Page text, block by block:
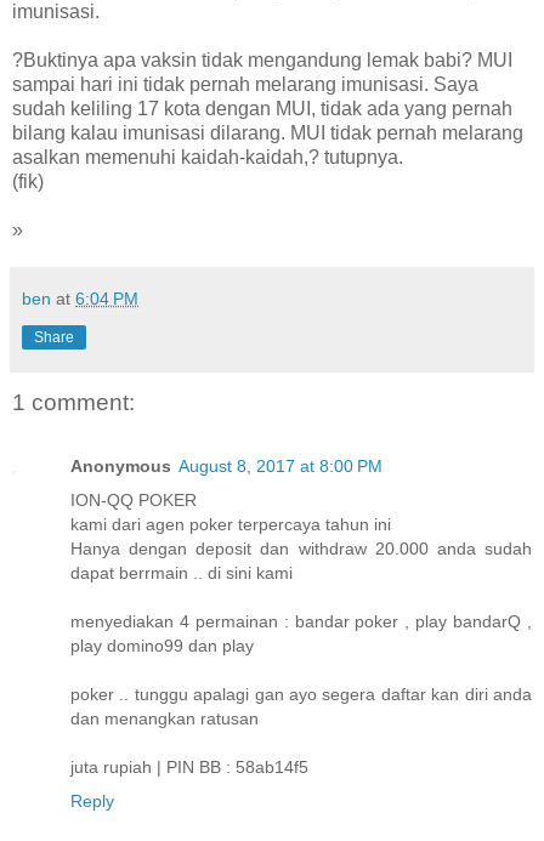
imunisasi.
?Buktinya apa vaksin tidak mengandung lemak babi? MUI
sampai hari ini tidak pernah melarang imunisasi. Saya
sudah keliling 17 kota dengan MUI, tidak ada yang pernah
bilang kalau imunisasi dilarang. MUI tidak pernah melarang
asalkan memenuhi kaidah-kaidah,? tutupnya.
(fik)
»
ben at 6:04 PM
Share
1 comment:
Anonymous August 8, 2017 at 8:00 PM
ION-QQ POKER
kami dari agen poker terpercaya tahun ini
Hanya dengan deposit dan withdraw 20.000 anda sudah
dapat berrmain .. di sini kami
menyediakan 4 permainan : bandar poker , play bandarQ ,
play domino99 dan play
poker .. tunggu apalagi gan ayo segera daftar kan diri anda
dan menangkan ratusan
juta rupiah | PIN BB : 58ab14f5
Reply